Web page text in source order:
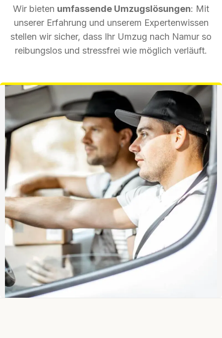
Wir bieten umfassende Umzugslösungen: Mit
unserer Erfahrung und unserem Expertenwissen
stellen wir sicher, dass Ihr Umzug nach Namur so
reibungslos und stressfrei wie möglich verläuft.